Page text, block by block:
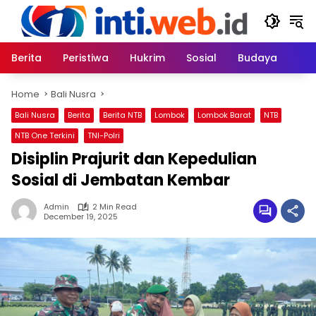
content
Berita
Peristiwa Hukrim Sosial Budaya
Home Bali Nusra
Bali Nusra Berita Berita NTB Lombok Lombok Barat
NTB
NTB One Terkini
TNI-Polri
Disiplin Prajurit dan Kepedulian
Sosial di Jembatan Kembar
Admin
2 Min Read
December 19, 2025